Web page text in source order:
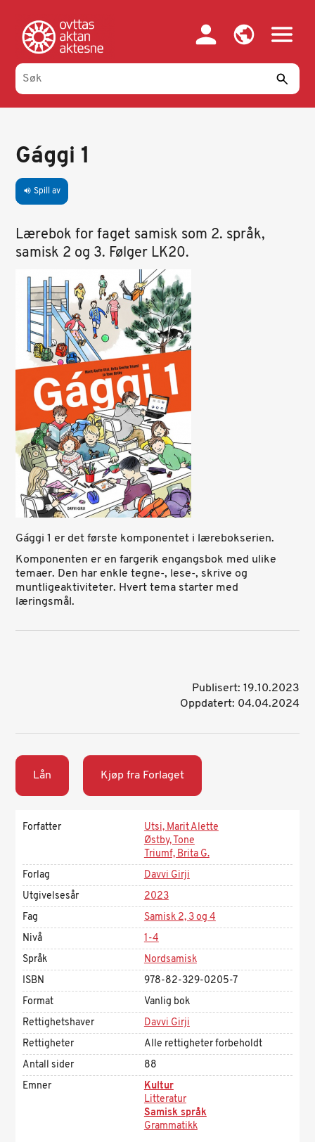
hovedinnhold
Gággi 1
volume_up Spill av
Lærebok for faget samisk som 2. språk,
samisk 2 og 3. Følger LK20.
Gággi 1 er det første komponentet i lærebokserien.
Komponenten er en fargerik engangsbok med ulike
temaer. Den har enkle tegne-, lese-, skrive og
muntligeaktiviteter. Hvert tema starter med
læringsmål.
Publisert: 19.10.2023
Oppdatert: 04.04.2024
Lån Kjøp fra Forlaget
Forfatter
Utsi, Marit Alette
Østby, Tone
Triumf, Brita G.
Forlag
Davvi Girji
Utgivelsesår
2023
Fag
Samisk 2, 3 og 4
Nivå
1-4
Språk
Nordsamisk
ISBN
978-82-329-0205-7
Format
Vanlig bok
Rettighetshaver
Davvi Girji
Rettigheter
Alle rettigheter forbeholdt
Antall sider
88
Emner
Kultur
Litteratur
Samisk språk
Grammatikk